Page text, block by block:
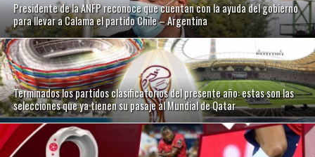
Presidente de la ANFP reconoce que cuentan con la ayuda del gobierno
para llevar a Calama el partido Chile – Argentina
Terminados los partidos clasificatorios del presente año: estas son las
selecciones que ya tienen su pasaje al Mundial de Qatar